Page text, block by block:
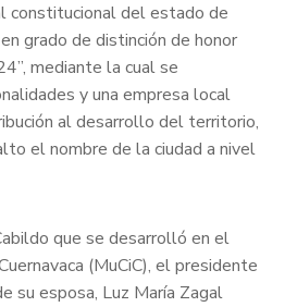
constitucional del estado de
grado de distinción de honor
mediante la cual se
y una empresa local
al desarrollo del territorio,
el nombre de la ciudad a nivel
que se desarrolló en el
(MuCiC), el presidente
su esposa, Luz María Zagal